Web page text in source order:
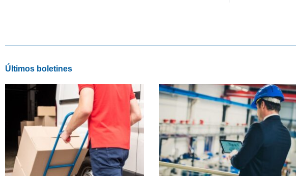
Últimos boletines